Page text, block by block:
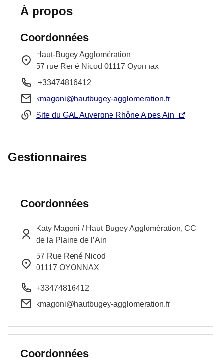
À propos
Coordonnées
Haut-Bugey Agglomération
57 rue René Nicod 01117 Oyonnax
+33474816412
kmagoni@hautbugey-agglomeration.fr
Site du GAL Auvergne Rhône Alpes Ain
Gestionnaires
Coordonnées
Katy Magoni / Haut-Bugey Agglomération, CC
de la Plaine de l’Ain
57 Rue René Nicod
01117 OYONNAX
+33474816412
kmagoni@hautbugey-agglomeration.fr
Coordonnées